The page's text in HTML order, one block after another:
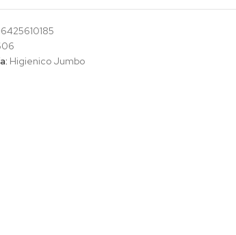
Higienico Jumbo